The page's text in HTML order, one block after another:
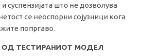
суспензијата што не дозволува
се неоспорни сојузници кога
попргаво.
ОД ТЕСТИРАНИОТ МОДЕЛ